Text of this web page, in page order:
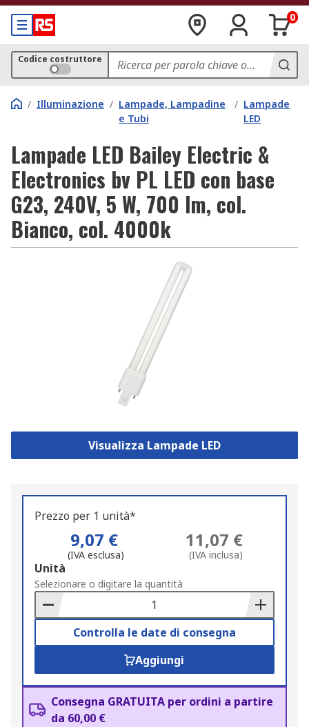
0
Codice costruttore
/ Illuminazione / Lampade, Lampadine
e Tubi
/ Lampade
LED
Lampade LED Bailey Electric &
Electronics bv PL LED con base
G23, 240V, 5 W, 700 lm, col.
Bianco, col. 4000k
Visualizza Lampade LED
Prezzo per 1 unità*
9,07 €
(IVA esclusa)
11,07 €
(IVA inclusa)
Add
to
Basket
Unità
Selezionare o digitare la quantità
Controlla le date di consegna
Aggiungi
Consegna GRATUITA per ordini a partire
da 60,00 €